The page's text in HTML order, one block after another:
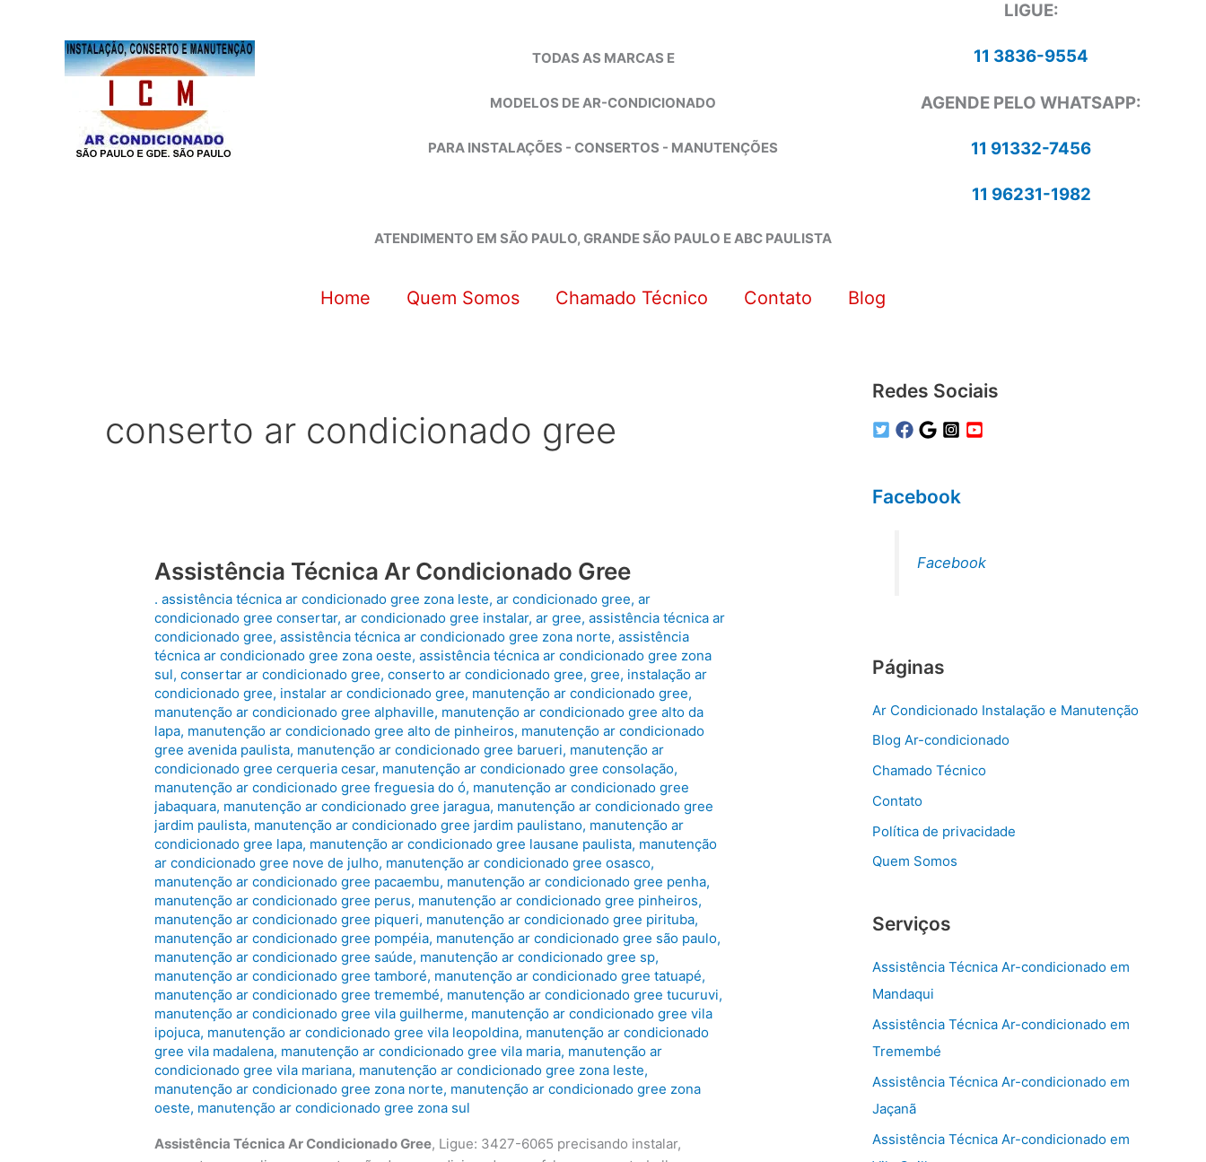
TODAS AS MARCAS E
MODELOS DE AR-CONDICIONADO
PARA INSTALAÇÕES - CONSERTOS - MANUTENÇÕES
LIGUE:
11 3836-9554
AGENDE PELO WHATSAPP:
11 91332-7456
11 96231-1982
ATENDIMENTO EM SÃO PAULO, GRANDE SÃO PAULO E ABC PAULISTA
Home Quem Somos Chamado Técnico Contato Blog
conserto ar condicionado gree
Assistência Técnica Ar Condicionado Gree
. assistência técnica ar condicionado gree zona leste,ar condicionado gree,ar
condicionado gree consertar,ar condicionado gree instalar,ar gree,assistência técnica ar
condicionado gree,assistência técnica ar condicionado gree zona norte,assistência
técnica ar condicionado gree zona oeste,assistência técnica ar condicionado gree zona
sul,consertar ar condicionado gree,conserto ar condicionado gree,gree, instalação ar
condicionado gree, instalar ar condicionado gree, manutenção ar condicionado gree,
manutenção ar condicionado gree alphaville, manutenção ar condicionado gree alto da
lapa, manutenção ar condicionado gree alto de pinheiros, manutenção ar condicionado
gree avenida paulista, manutenção ar condicionado gree barueri, manutenção ar
condicionado gree cerqueria cesar, manutenção ar condicionado gree consolação,
manutenção ar condicionado gree freguesia do ó, manutenção ar condicionado gree
jabaquara, manutenção ar condicionado gree jaragua, manutenção ar condicionado gree
jardim paulista, manutenção ar condicionado gree jardim paulistano, manutenção ar
condicionado gree lapa, manutenção ar condicionado gree lausane paulista, manutenção
ar condicionado gree nove de julho, manutenção ar condicionado gree osasco,
manutenção ar condicionado gree pacaembu, manutenção ar condicionado gree penha,
manutenção ar condicionado gree perus, manutenção ar condicionado gree pinheiros,
manutenção ar condicionado gree piqueri, manutenção ar condicionado gree pirituba,
manutenção ar condicionado gree pompéia, manutenção ar condicionado gree são paulo,
manutenção ar condicionado gree saúde, manutenção ar condicionado gree sp,
manutenção ar condicionado gree tamboré, manutenção ar condicionado gree tatuapé,
manutenção ar condicionado gree tremembé, manutenção ar condicionado gree tucuruvi,
manutenção ar condicionado gree vila guilherme, manutenção ar condicionado gree vila
ipojuca, manutenção ar condicionado gree vila leopoldina, manutenção ar condicionado
gree vila madalena, manutenção ar condicionado gree vila maria, manutenção ar
condicionado gree vila mariana, manutenção ar condicionado gree zona leste,
manutenção ar condicionado gree zona norte, manutenção ar condicionado gree zona
oeste, manutenção ar condicionado gree zona sul
Assistência Técnica Ar Condicionado Gree, Ligue: 3427-6065 precisando instalar,
Redes Sociais
Facebook
Facebook
Páginas
Ar Condicionado Instalação e Manutenção
Blog Ar-condicionado
Chamado Técnico
Contato
Política de privacidade
Quem Somos
Serviços
Assistência Técnica Ar-condicionado em
Mandaqui
Assistência Técnica Ar-condicionado em
Tremembé
Assistência Técnica Ar-condicionado em
Jaçanã
Assistência Técnica Ar-condicionado em